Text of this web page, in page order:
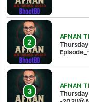
AFNAN
AFNAN